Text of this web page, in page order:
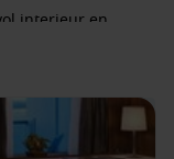
interieur en
die